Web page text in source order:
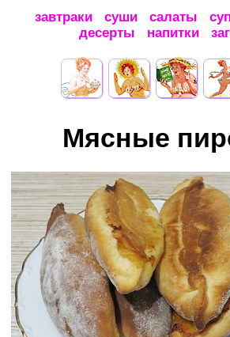
завтраки суши салаты
десерты
напитки
Мясные